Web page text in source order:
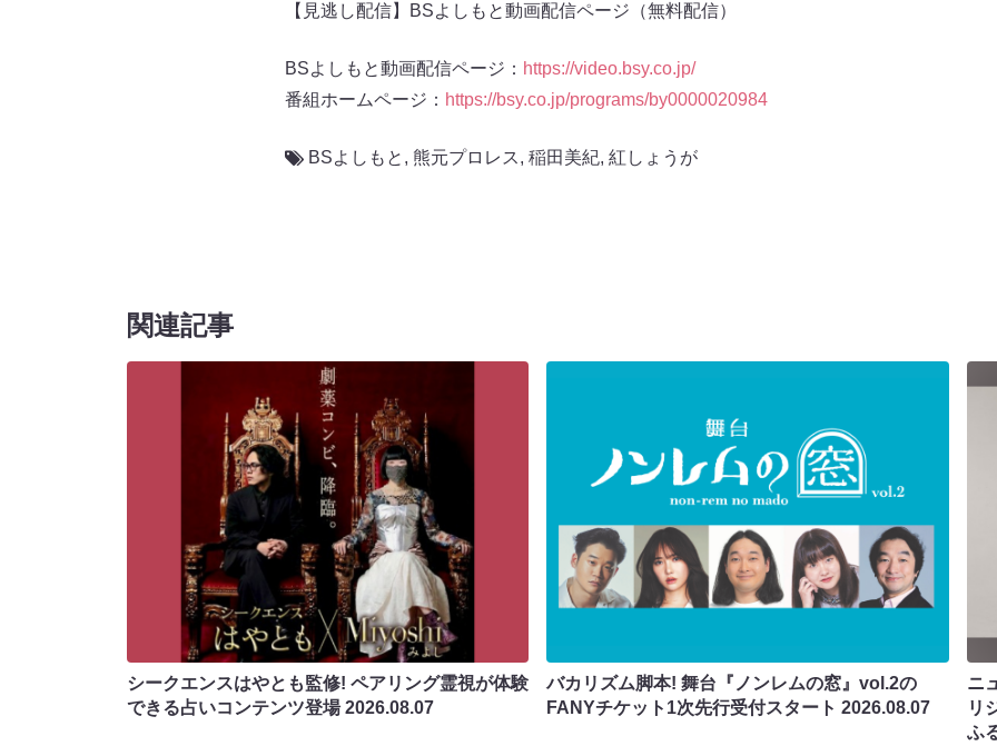
【見逃し配信】BSよしもと動画配信ページ（無料配信）
BSよしもと動画配信ページ： https://video.bsy.co.jp/
番組ホームページ： https://bsy.co.jp/programs/by0000020984
BSよしもと , 熊元プロレス, 稲田美紀, 紅しょうが
関連記事
シークエンスはやとも監修! ペアリング霊視が体験
できる占いコンテンツ登場2026.08.07
バカリズム脚本! 舞台『ノンレムの窓』vol.2の
FANYチケット1次先行受付スタート2026.08.07
ニ
リ
ふ